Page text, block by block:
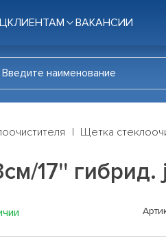
КЛИЕНТАМ ВАКАНСИИ
Щетка
17'' гибрид.